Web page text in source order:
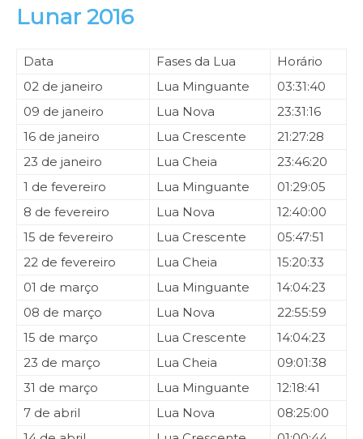
Lunar 2016
Data Fases da Lua
Horário
02 de janeiro
Lua Minguante
03:31:40
09 de janeiro
Lua Nova
23:31:16
16 de janeiro
Lua Crescente
21:27:28
23 de janeiro
Lua Cheia
23:46:20
1 de fevereiro
Lua Minguante
01:29:05
8 de fevereiro
Lua Nova
12:40:00
15 de fevereiro
Lua Crescente
05:47:51
22 de fevereiro
Lua Cheia
15:20:33
01 de março
Lua Minguante
14:04:23
08 de março
Lua Nova
22:55:59
15 de março
Lua Crescente
14:04:23
23 de março
Lua Cheia
09:01:38
31 de março
Lua Minguante
12:18:41
7 de abril
Lua Nova
08:25:00